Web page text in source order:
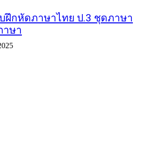
ฝึกหัดภาษาไทย ป.3 ชุดภาษา
าษา